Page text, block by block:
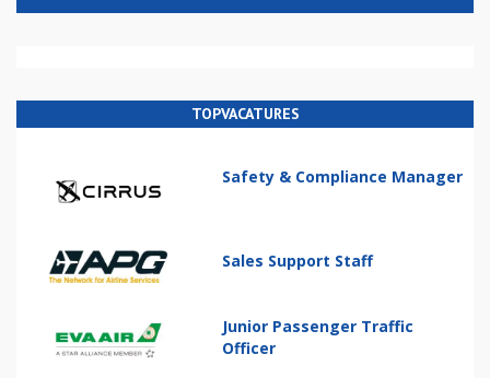
TOPVACATURES
Safety & Compliance Manager
Sales Support Staff
Junior Passenger Traffic
Officer